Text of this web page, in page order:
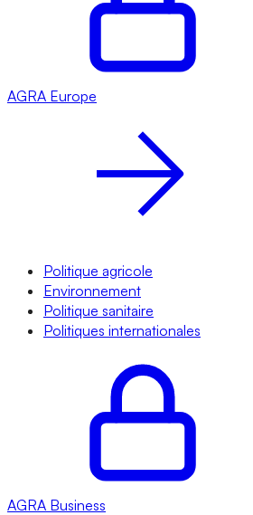
AGRA Europe
Politique agricole
Environnement
Politique sanitaire
Politiques internationales
AGRA Business